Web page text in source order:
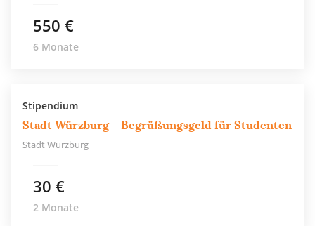
550 €
6 Monate
Stipendium
Stadt Würzburg – Begrüßungsgeld für Studenten
Stadt Würzburg
30 €
2 Monate